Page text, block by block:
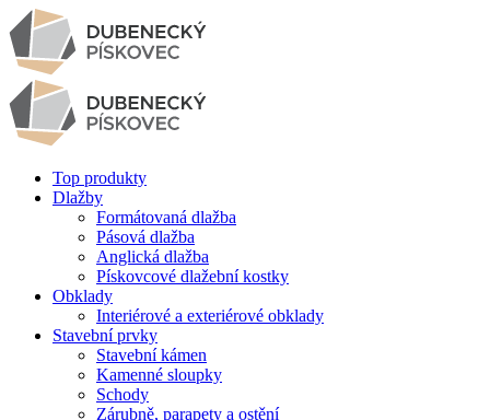
Top produkty
Dlažby
Formátovaná dlažba
Pásová dlažba
Anglická dlažba
Pískovcové dlažební kostky
Obklady
Interiérové a exteriérové obklady
Stavební prvky
Stavební kámen
Kamenné sloupky
Schody
Zárubně, parapety a ostění